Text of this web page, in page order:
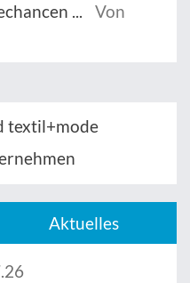
...
Von
textil+mode
Aktuelles